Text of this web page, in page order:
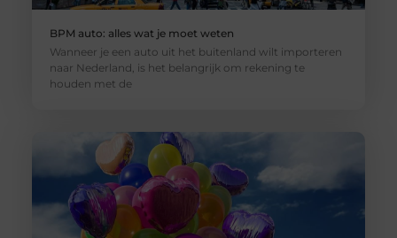
BPM auto: alles wat je moet weten
Wanneer je een auto uit het buitenland wilt importeren
naar Nederland, is het belangrijk om rekening te
houden met de